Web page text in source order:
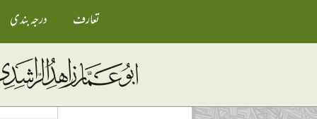
تعارف درجہ بندی